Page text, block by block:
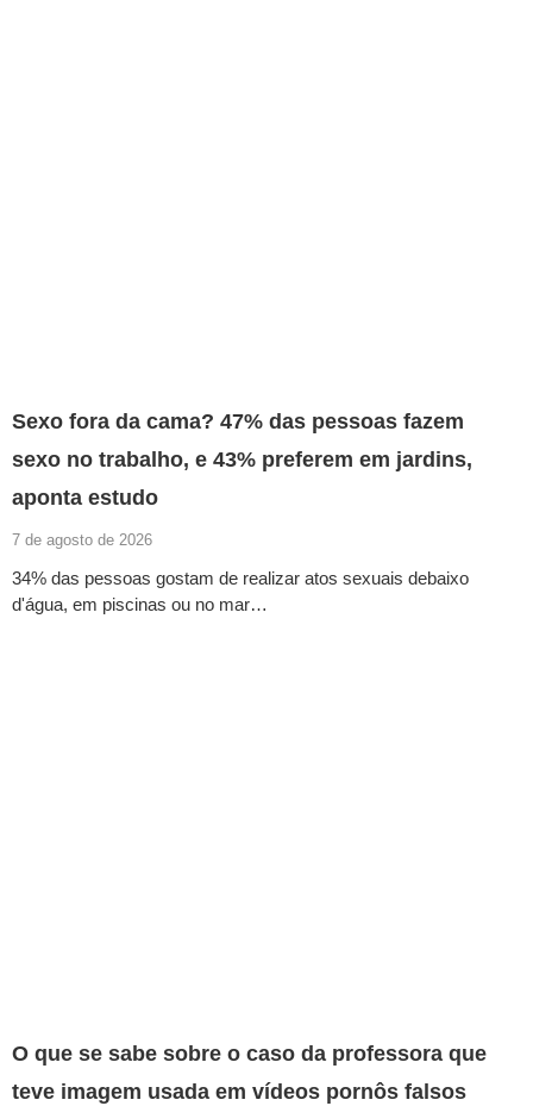
Sexo fora da cama? 47% das pessoas fazem
sexo no trabalho, e 43% preferem em jardins,
aponta estudo
7 de agosto de 2026
34% das pessoas gostam de realizar atos sexuais debaixo
d'água, em piscinas ou no mar…
O que se sabe sobre o caso da professora que
teve imagem usada em vídeos pornôs falsos